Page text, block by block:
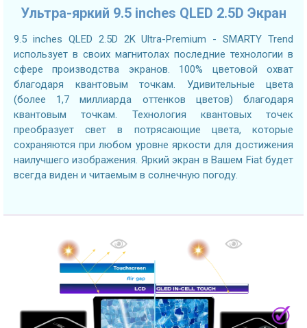
Ультра-яркий 9.5 inches QLED 2.5D Экран
9.5 inches QLED 2.5D 2K Ultra-Premium - SMARTY Trend
использует в своих магнитолах последние технологии в
сфере производства экранов. 100% цветовой охват
благодаря квантовым точкам. Удивительные цвета
(более 1,7 миллиарда оттенков цветов) благодаря
квантовым точкам. Технология квантовых точек
преобразует свет в потрясающие цвета, которые
сохраняются при любом уровне яркости для достижения
наилучшего изображения. Яркий экран в Вашем Fiat будет
всегда виден и читаемым в солнечную погоду.